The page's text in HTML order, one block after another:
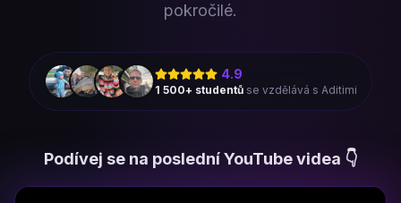
pokročilé.
4.9
1 500+ studentů se vzdělává s Aditimi
Podívej se na poslední YouTube videa 👇